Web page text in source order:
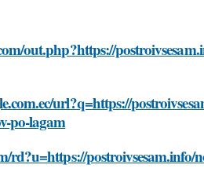
out.php?https://
url?q=https://
po-lagam
rd?u=https://